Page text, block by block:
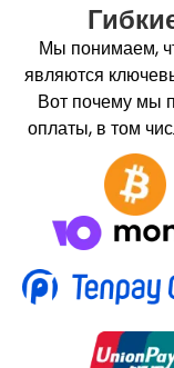
Мы понимаем,
являются
Вот почему мы
оплаты, в том